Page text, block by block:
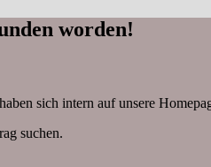
worden!
sich intern auf unsere
suchen.